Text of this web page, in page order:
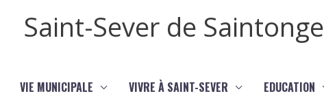
Saint-Sever de Saintonge
VIE MUNICIPALE VIVRE À SAINT-SEVER EDUCATION